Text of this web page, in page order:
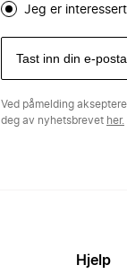
Jeg er
Ved påmelding
deg av nyhetsbrevet her.
Hjelp